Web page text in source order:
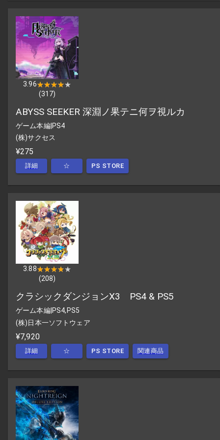
3.96★★★★★
★★★★★
(317)
ABYSS SEEKER 深淵ノ果テニ何ヲ視ルカ
ゲーム本編|PS4
(株)サクセス
¥275
詳細 ☆ PS STORE
3.88★★★★★
★★★★★
(208)
クラシックダンジョンX3 PS4 & PS5
ゲーム本編| PS4,PS5
(株)日本一ソフトウェア
¥7,920
詳細 ☆ PS STORE 関連商品